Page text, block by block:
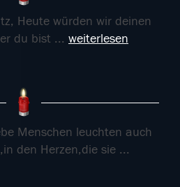
Heute würden wir deinen
du bist ... weiterlesen
Menschen leuchten auch
den Herzen,die sie ...